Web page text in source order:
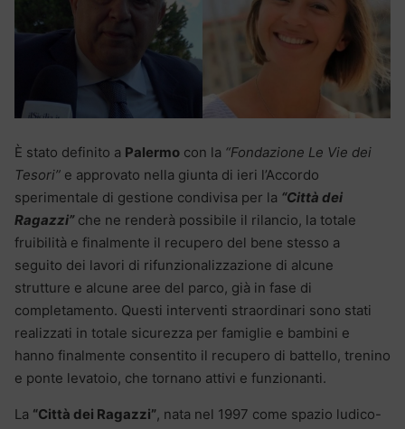
È stato definito a Palermo con la “Fondazione Le Vie dei
Tesori” e approvato nella giunta di ieri l’Accordo
sperimentale di gestione condivisa per la “Città dei
Ragazzi”che ne renderà possibile il rilancio, la totale
fruibilità e finalmente il recupero del bene stesso a
seguito dei lavori di rifunzionalizzazione di alcune
strutture e alcune aree del parco, già in fase di
completamento. Questi interventi straordinari sono stati
realizzati in totale sicurezza per famiglie e bambini e
hanno finalmente consentito il recupero di battello, trenino
e ponte levatoio, che tornano attivi e funzionanti.
La “Città dei Ragazzi”, nata nel 1997 come spazio ludico-